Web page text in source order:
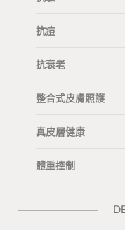
抗痘
抗衰老
整合式皮膚照護
真皮層健康
體重控制